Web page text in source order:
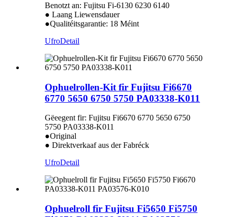
Benotzt an: Fujitsu Fi-6130 6230 6140
● Laang Liewensdauer
●Qualitéitsgarantie: 18 Méint
UfroDetail
Ophuelrollen-Kit fir Fujitsu Fi6670
6770 5650 6750 5750 PA03338-K011
Gëeegent fir: Fujitsu Fi6670 6770 5650 6750
5750 PA03338-K011
●Original
● Direktverkaaf aus der Fabréck
UfroDetail
Ophuelroll fir Fujitsu Fi5650 Fi5750